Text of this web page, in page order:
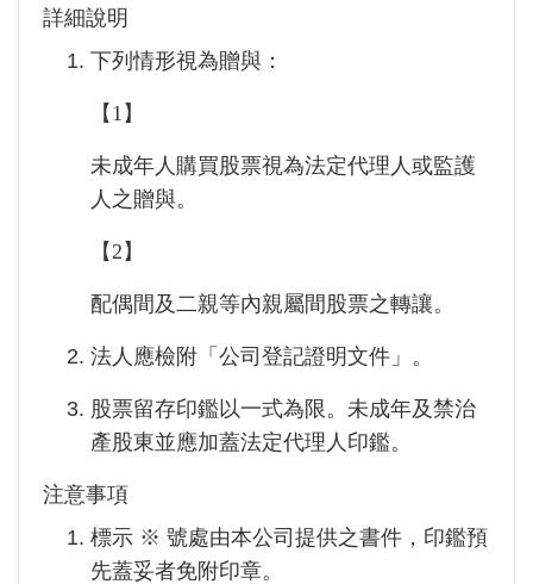
詳細說明
下列情形視為贈與：
【1】
未成年人購買股票視為法定代理人或監護
人之贈與。
【2】
配偶間及二親等內親屬間股票之轉讓。
法人應檢附「公司登記證明文件」。
股票留存印鑑以一式為限。未成年及禁治
產股東並應加蓋法定代理人印鑑。
注意事項
標示 ※ 號處由本公司提供之書件，印鑑預
先蓋妥者免附印章。